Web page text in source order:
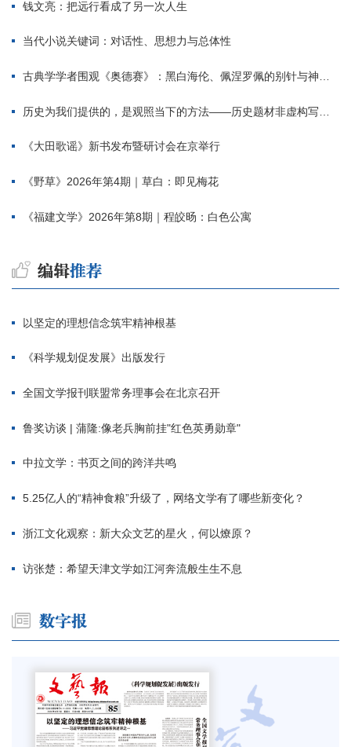
钱文亮：把远行看成了另一次人生
当代小说关键词：对话性、思想力与总体性
古典学学者围观《奥德赛》：黑白海伦、佩涅罗佩的别针与神秘入侵者
历史为我们提供的，是观照当下的方法——历史题材非虚构写作多人谈
《大田歌谣》新书发布暨研讨会在京举行
《野草》2026年第4期｜草白：即见梅花
《福建文学》2026年第8期｜程皎旸：白色公寓
以坚定的理想信念筑牢精神根基
《科学规划促发展》出版发行
全国文学报刊联盟常务理事会在北京召开
鲁奖访谈 | 蒲隆:像老兵胸前挂"红色英勇勋章"
中拉文学：书页之间的跨洋共鸣
5.25亿人的“精神食粮”升级了，网络文学有了哪些新变化？
浙江文化观察：新大众文艺的星火，何以燎原？
访张楚：希望天津文学如江河奔流般生生不息